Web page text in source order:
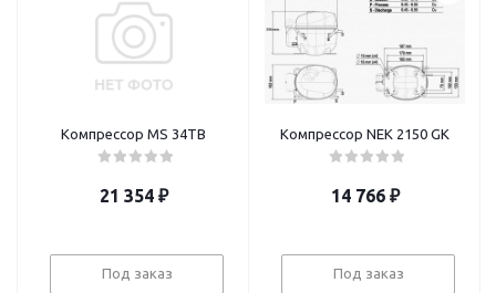
Компрессор MS 34ТB
21 354₽
Под заказ
Компрессор NEK 2150 GK
14 766₽
Под заказ